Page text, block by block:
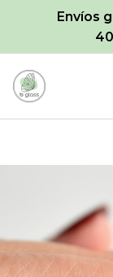
Envíos